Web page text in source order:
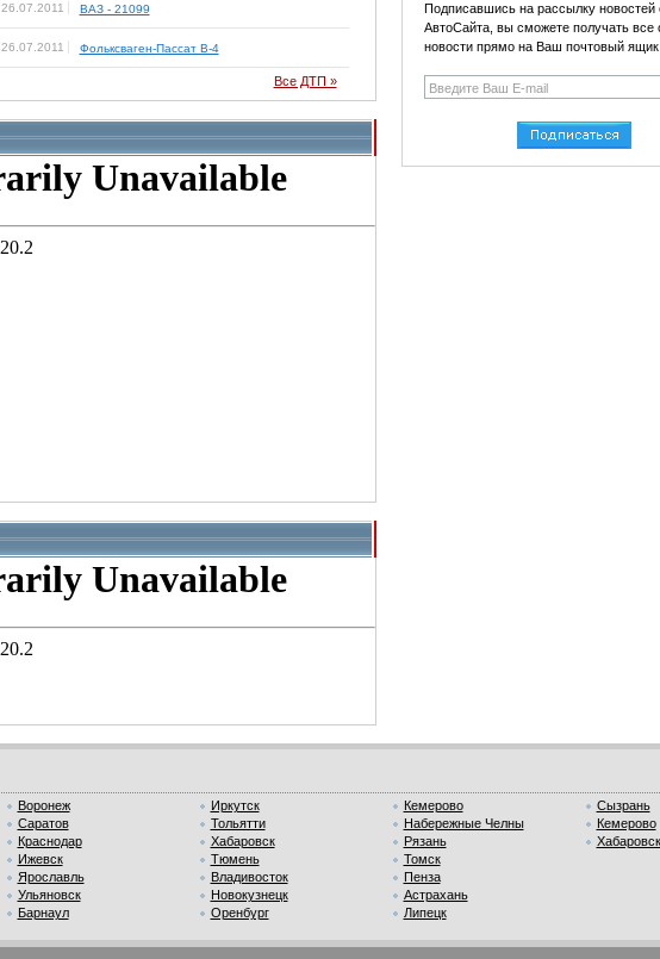
Подписавшись на рассылку новостей
АвтоСайта, вы сможете получать все
новости прямо на Ваш почтовый ящик.
26.07.2011 ВАЗ - 21099
26.07.2011 Фольксваген-Пассат В-4
Все ДТП »
Воронеж
Саратов
Краснодар
Ижевск
Ярославль
Ульяновск
Барнаул
Иркутск
Тольятти
Хабаровск
Тюмень
Владивосток
Новокузнецк
Оренбург
Кемерово
Набережные Челны
Рязань
Томск
Пенза
Астрахань
Липецк
Сызрань
Кемерово
Хабаровск